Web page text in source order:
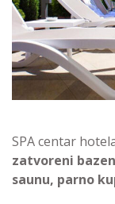
SPA centar
zatvoreni
saunu, parno